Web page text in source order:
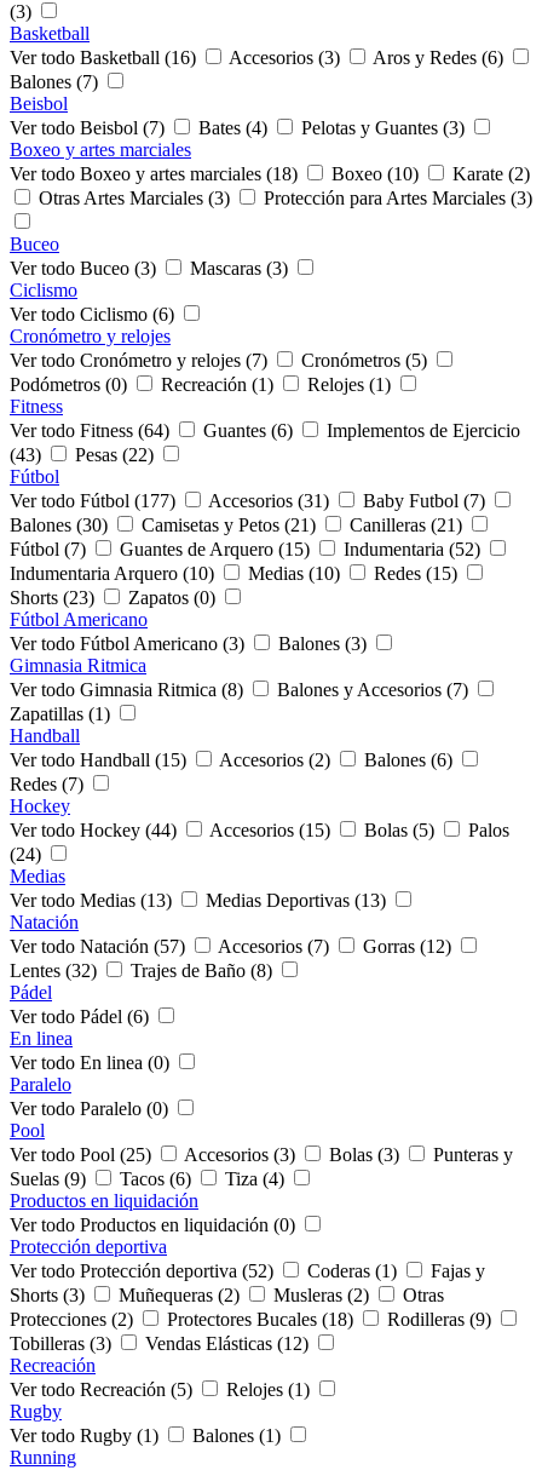
(3)
Basketball
Ver todo Basketball (16)
Accesorios (3)
Aros y Redes (6)
Balones (7)
Beisbol
Ver todo Beisbol (7)
Bates (4)
Pelotas y Guantes (3)
Boxeo y artes marciales
Ver todo Boxeo y artes marciales (18)
Boxeo (10)
Karate (2)
Otras Artes Marciales (3)
Protección para Artes Marciales (3)
Buceo
Ver todo Buceo (3)
Mascaras (3)
Ciclismo
Ver todo Ciclismo (6)
Cronómetro y relojes
Ver todo Cronómetro y relojes (7)
Cronómetros (5)
Podómetros (0)
Recreación (1)
Relojes (1)
Fitness
Ver todo Fitness (64)
Guantes (6)
Implementos de Ejercicio
(43)
Pesas (22)
Fútbol
Ver todo Fútbol (177)
Accesorios (31)
Baby Futbol (7)
Balones (30)
Camisetas y Petos (21)
Canilleras (21)
Fútbol (7)
Guantes de Arquero (15)
Indumentaria (52)
Indumentaria Arquero (10)
Medias (10)
Redes (15)
Shorts (23)
Zapatos (0)
Fútbol Americano
Ver todo Fútbol Americano (3)
Balones (3)
Gimnasia Ritmica
Ver todo Gimnasia Ritmica (8)
Balones y Accesorios (7)
Zapatillas (1)
Handball
Ver todo Handball (15)
Accesorios (2)
Balones (6)
Redes (7)
Hockey
Ver todo Hockey (44)
Accesorios (15) Bolas (5)
Palos
(24)
Medias
Ver todo Medias (13)
Medias Deportivas (13)
Natación
Ver todo Natación (57)
Accesorios (7)
Gorras (12)
Lentes (32)
Trajes de Baño (8)
Pádel
Ver todo Pádel (6)
En linea
Ver todo En linea (0)
Paralelo
Ver todo Paralelo (0)
Pool
Ver todo Pool (25)
Accesorios (3) Bolas (3)
Punteras y
Suelas (9)
Tacos (6)
Tiza (4)
Productos en liquidación
Ver todo Productos en liquidación (0)
Protección deportiva
Ver todo Protección deportiva (52)
Coderas (1)
Fajas y
Shorts (3)
Muñequeras (2) Musleras (2)
Otras
Protecciones (2)
Protectores Bucales (18)
Rodilleras (9)
Tobilleras (3)
Vendas Elásticas (12)
Recreación
Ver todo Recreación (5)
Relojes (1)
Rugby
Ver todo Rugby (1)
Balones (1)
Running